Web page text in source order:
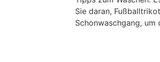
Sie daran,
Schonwaschgang, um